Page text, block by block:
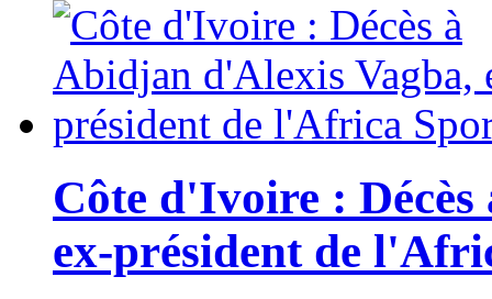
Côte d'Ivoire :
ex-président de